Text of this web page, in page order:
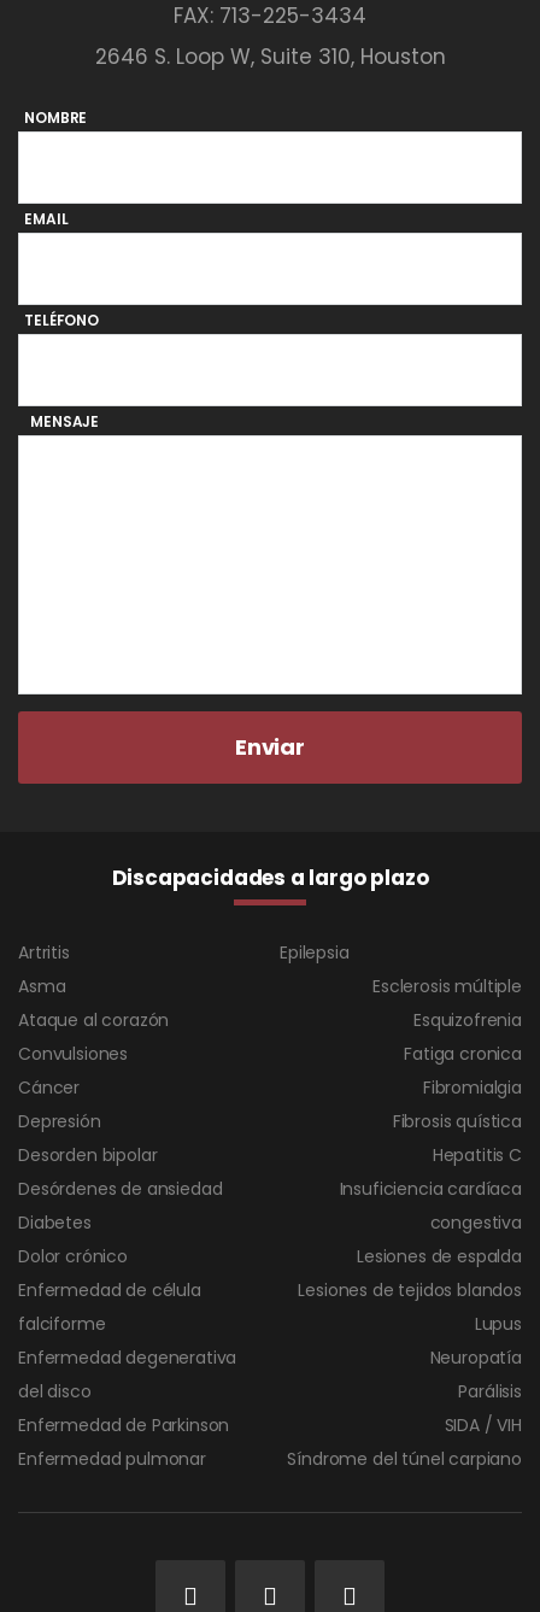
FAX: 713-225-3434
2646 S. Loop W, Suite 310, Houston
NOMBRE
EMAIL
TELÉFONO
MENSAJE
Discapacidades a largo plazo
Artritis
Asma
Ataque al corazón
Convulsiones
Cáncer
Depresión
Desorden bipolar
Desórdenes de ansiedad
Diabetes
Dolor crónico
Enfermedad de célula
falciforme
Enfermedad degenerativa
del disco
Enfermedad de Parkinson
Enfermedad pulmonar
Epilepsia
Esclerosis múltiple
Esquizofrenia
Fatiga cronica
Fibromialgia
Fibrosis quística
Hepatitis C
Insuficiencia cardíaca
congestiva
Lesiones de espalda
Lesiones de tejidos blandos
Lupus
Neuropatía
Parálisis
SIDA / VIH
Síndrome del túnel carpiano